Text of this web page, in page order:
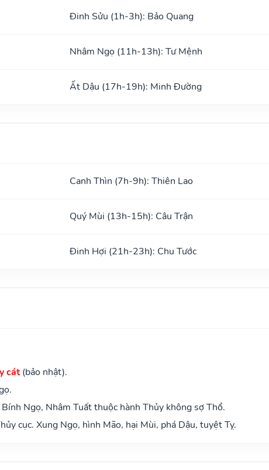
Đinh Sửu (1h-3h): Bảo Quang
Nhâm Ngọ (11h-13h): Tư Mệnh
Ất Dậu (17h-19h): Minh Đường
Canh Thìn (7h-9h): Thiên Lao
Quý Mùi (13h-15h): Câu Trận
Đinh Hợi (21h-23h): Chu Tước
cát(bảo nhật).
Ngọ, Nhâm Tuất thuộc hành Thủy không sợ Thổ.
cục. Xung Ngọ, hình Mão, hại Mùi, phá Dậu, tuyệt Tỵ.